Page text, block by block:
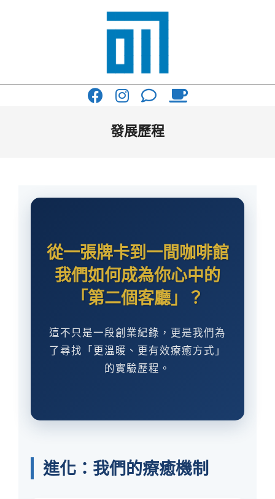
017
發展歷程
從一張牌卡到一間咖啡館
我們如何成為你心中的
「第二個客廳」？
這不只是一段創業紀錄，更是我們為
了尋找「更溫暖、更有效療癒方式」
的實驗歷程。
進化：我們的療癒機制